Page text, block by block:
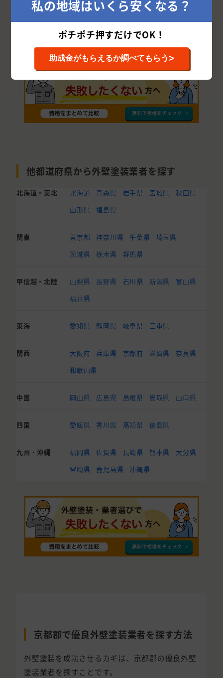
豊前市 宮若市 うきは市
八女郡
大川市
嘉麻市 三潴郡
他都道府県から外壁塗装業者を探す
北海道・東北 北海道 青森県 岩手県 宮城県
秋田県
山形県
福島県
関東 東京都 神奈川県 千葉県
埼玉県
茨城県
栃木県 群馬県
甲信越・北陸 山梨県 長野県 石川県 新潟県
富山県
福井県
東海 愛知県 静岡県 岐阜県 三重県
関西 大阪府 兵庫県 京都府 滋賀県
奈良県
和歌山県
中国 岡山県 広島県 島根県 鳥取県 山口県
四国 愛媛県 香川県 高知県 徳島県
九州・沖縄 福岡県 佐賀県 長崎県 熊本県
大分県
宮崎県
鹿児島県 沖縄県
京都郡で優良外壁塗装業者を探す方法
外壁塗装を成功させるカギは、京都郡の優良外壁
塗装業者を探すことです。
私の地域はいくら安くなる？
ポチポチ押すだけでOK！
助成金がもらえるか調べてもらう>